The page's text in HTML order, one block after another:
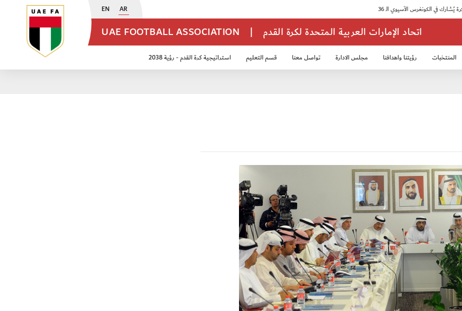
EN AR
UAE FOOTBALL ASSOCIATION | اتحاد الإمارات العربية المتحدة لكرة القدم
المنتخبات رؤيتنا واهدافنا مجلس الادارة تواصل معنا قسم التعليم استراتيجية كرة القدم - رؤية 2038